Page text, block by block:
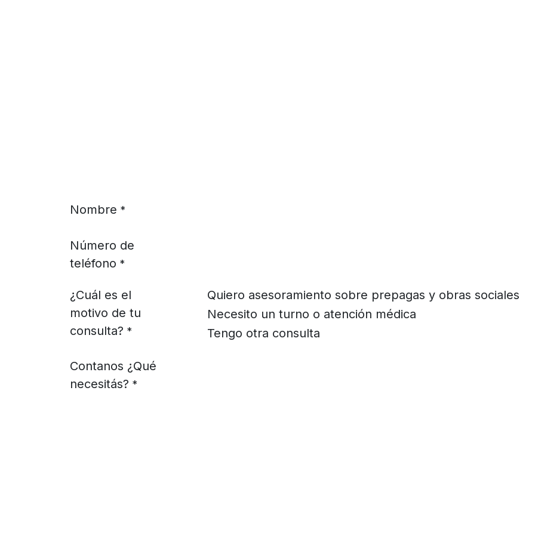
Nombre *
Número de
teléfono *
¿Cuál es el
motivo de tu
consulta? *
Quiero asesoramiento sobre prepagas y obras sociales
Necesito un turno o atención médica
Tengo otra consulta
Contanos ¿Qué
necesitás? *